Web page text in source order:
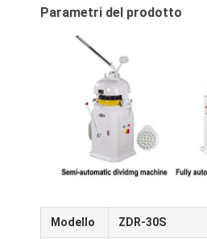
Parametri del prodotto
Modello ZDR-30S